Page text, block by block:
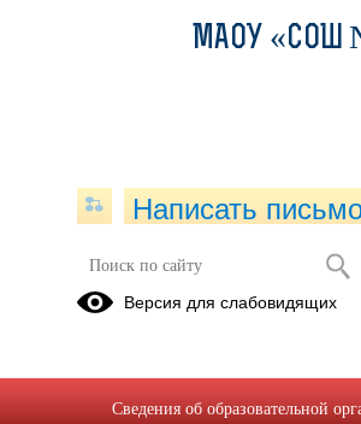
Зарница-2019 год
МАОУ «СОШ
Написать
Версия для слабовидящих
Сведения об образовательной